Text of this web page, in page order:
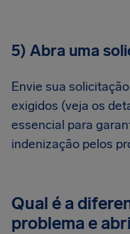
5) Abra uma
Envie sua
exigidos (veja os
essencial para
indenização pelos
Qual é a
problema e